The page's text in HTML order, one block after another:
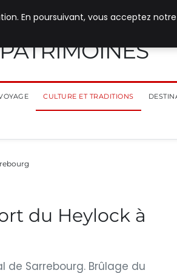
CULTURE ET TRADITIONS
du Heylock à
de Sarrebourg. Brûlage du
En poursuivant, vous acceptez